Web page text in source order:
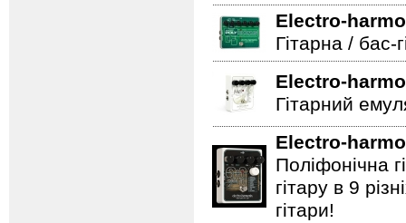
Electro-
Гітарна / бас-
Electro-
Гітарний
Electro-
Поліфонічна
гітару в 9
гітари!